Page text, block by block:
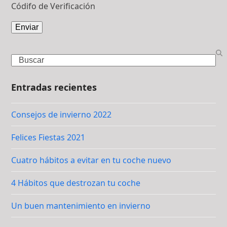
Códifo de Verificación
Search
Entradas recientes
Consejos de invierno 2022
Felices Fiestas 2021
Cuatro hábitos a evitar en tu coche nuevo
4 Hábitos que destrozan tu coche
Un buen mantenimiento en invierno